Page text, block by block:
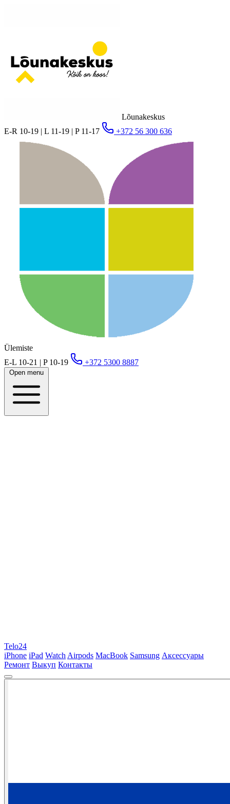
Lõunakeskus
E-R 10-19 | L 11-19 | P 11-17
+372 56 300 636
Ülemiste
E-L 10-21 | P 10-19
+372 5300 8887
Open menu
Telo24
iPhone iPad Watch Airpods MacBook Samsung Аксессуары
Ремонт Выкуп Контакты